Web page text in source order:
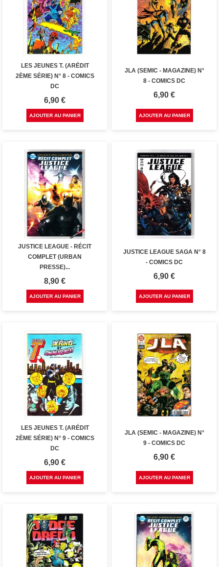
LES JEUNES T. (ARÉDIT
2ÈME SÉRIE) N° 8 - COMICS
DC
Prix
6,90 €
AJOUTER AU PANIER
JLA (SEMIC - MAGAZINE) N°
8 - COMICS DC
Prix
6,90 €
AJOUTER AU PANIER
JUSTICE LEAGUE - RÉCIT
COMPLET (URBAN
PRESSE)...
Prix
8,90 €
AJOUTER AU PANIER
JUSTICE LEAGUE SAGA N° 8
- COMICS DC
Prix
6,90 €
AJOUTER AU PANIER
LES JEUNES T. (ARÉDIT
2ÈME SÉRIE) N° 9 - COMICS
DC
Prix
6,90 €
AJOUTER AU PANIER
JLA (SEMIC - MAGAZINE) N°
9 - COMICS DC
Prix
6,90 €
AJOUTER AU PANIER